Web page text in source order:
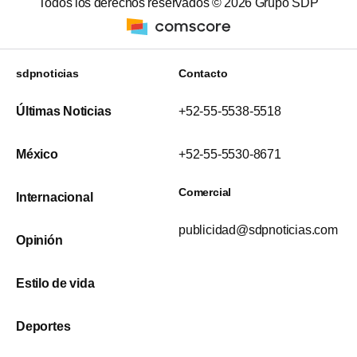
Todos los derechos reservados © 2026 Grupo SDP
sdpnoticias
Últimas Noticias
México
Internacional
Opinión
Estilo de vida
Deportes
Contacto
+52-55-5538-5518
+52-55-5530-8671
Comercial
publicidad@sdpnoticias.com